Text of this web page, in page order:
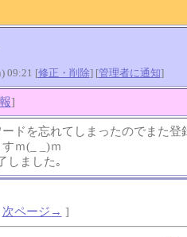
09:21 [修正・削除] [管理者に通知]
]
ドを忘れてしまったのでまた登
ｍ(_ _)ｍ
しました｡
次ページ→ ]